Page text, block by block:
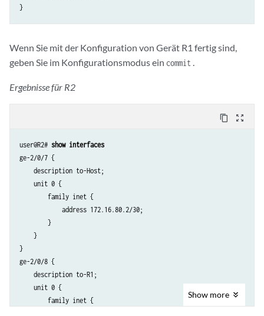
Wenn Sie mit der Konfiguration von Gerät R1 fertig sind,
geben Sie im Konfigurationsmodus ein commit .
Ergebnisse für R2
content_copy zoom_out_map
user@R2# show interfaces
ge-2/0/7 {
    description to-Host;
    unit 0 {
        family inet {
            address 172.16.80.2/30;
        }
    }
}
ge-2/0/8 {
    description to-R1;
    unit 0 {
        family inet {
Show more